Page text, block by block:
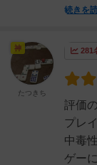
続きを
281
評価
プレ
中毒
ゲー
神
たつきち